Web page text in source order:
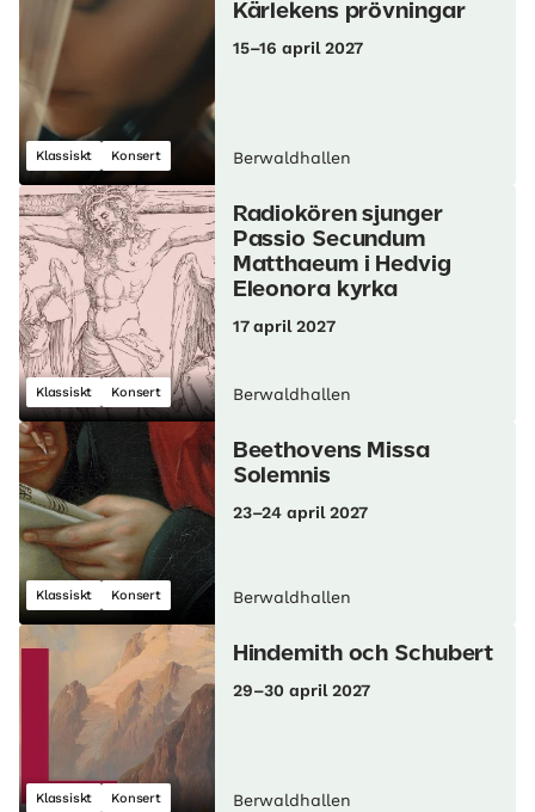
Klassiskt Konsert
Kärlekens prövningar
15–16 april 2027
Berwaldhallen
Klassiskt Konsert
Radiokören sjunger
Passio Secundum
Matthaeum i Hedvig
Eleonora kyrka
17 april 2027
Berwaldhallen
Klassiskt Konsert
Beethovens Missa
Solemnis
23–24 april 2027
Berwaldhallen
Klassiskt Konsert
Hindemith och Schubert
29–30 april 2027
Berwaldhallen